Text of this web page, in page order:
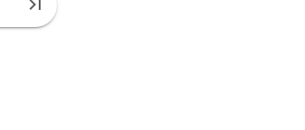
last_page